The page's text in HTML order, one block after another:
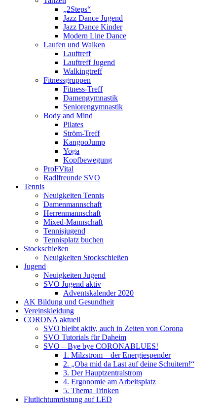
„2Steps“
Jazz Dance Jugend
Jazz Dance Kinder
Modern Line Dance
Laufen und Walken
Lauftreff
Lauftreff Jugend
Walkingtreff
Fitnessgruppen
Fitness-Treff
Damengymnastik
Seniorengymnastik
Body and Mind
Pilates
Ström-Treff
KangooJump
Yoga
Kopfbewegung
ProFVital
Radlfreunde SVO
Tennis
Neuigkeiten Tennis
Damenmannschaft
Herrenmannschaft
Mixed-Mannschaft
Tennisjugend
Tennisplatz buchen
Stockschießen
Neuigkeiten Stockschießen
Jugend
Neuigkeiten Jugend
SVO Jugend aktiv
Adventskalender 2020
AK Bildung und Gesundheit
Vereinskleidung
CORONA aktuell
SVO bleibt aktiv, auch in Zeiten von Corona
SVO Tutorials für Daheim
SVO – Bye bye CORONABLUES!
1. Milzstrom – der Energiespender
2. „Oba mid da Last auf deine Schuitern!“
3. Der Hauptzentralstrom
4. Ergonomie am Arbeitsplatz
5. Thema Trinken
Flutlichtumrüstung auf LED